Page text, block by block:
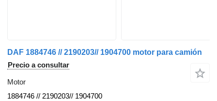
DAF 1884746 // 2190203// 1904700 motor para camión
Precio a consultar
Motor
1884746 // 2190203// 1904700